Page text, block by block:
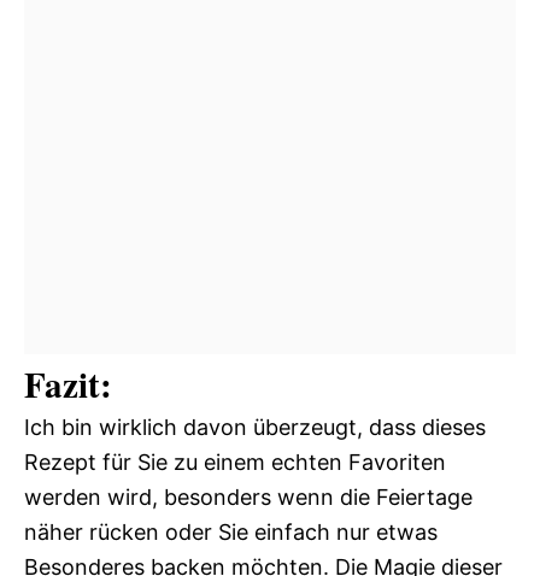
Fazit:
Ich bin wirklich davon überzeugt, dass dieses
Rezept für Sie zu einem echten Favoriten
werden wird, besonders wenn die Feiertage
näher rücken oder Sie einfach nur etwas
Besonderes backen möchten. Die Magie dieser